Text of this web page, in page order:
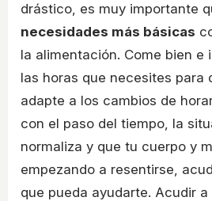
drástico, es muy importante
necesidades más básicas
la alimentación. Come bien e
las horas que necesites para
adapte a los cambios de
con el paso del tiempo, la
normaliza y que tu cuerpo y
empezando a resentirse,
que pueda ayudarte. Acudir a